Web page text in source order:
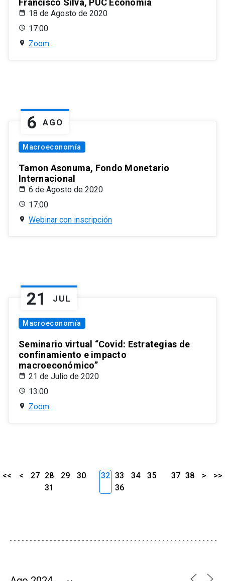
Francisco Silva, PUC Economía
18 de Agosto de 2020
17:00
Zoom
6 AGO
Macroeconomía
Tamon Asonuma, Fondo Monetario
Internacional
6 de Agosto de 2020
17:00
Webinar con inscripción
21 JUL
Macroeconomía
Seminario virtual “Covid: Estrategias de
confinamiento e impacto
macroeconómico”
21 de Julio de 2020
13:00
Zoom
<< < 27 28 29
30
31
32 33 34
35
36
37 38 > >>